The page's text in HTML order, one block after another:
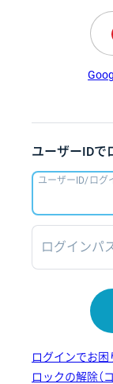
ユーザーIDで
ユーザーID/ログ
ログインパ
ログインでお困
ロックの解除（